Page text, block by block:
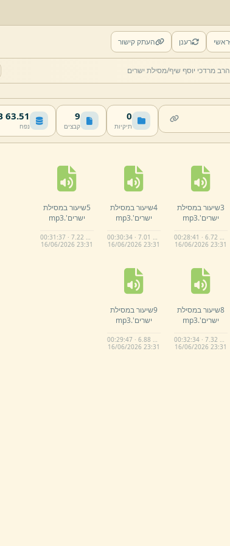
ראשי רענן העתק קישור
מסילת ישרים
0
תיקיות
9
קבצים
63.51 MB
נפח
3שיעור במסילת
ישרים'.mp3
00:28:41 · 6.72 MB
16/06/2026 23:31
4שיעור במסילת
ישרים'.mp3
00:30:34 · 7.01 MB
16/06/2026 23:31
5שיעור במסילת
ישרים'.mp3
00:31:37 · 7.22 MB
16/06/2026 23:31
8שיעור במסילת
ישרים'.mp3
00:32:34 · 7.32 MB
16/06/2026 23:31
9שיעור במסילת
ישרים'.mp3
00:29:47 · 6.88 MB
16/06/2026 23:31